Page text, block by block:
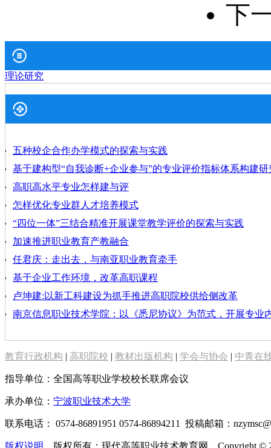
下
理论研究
五种校企合作办学模式的探索与实践
基于建构型“自我诊断+企业参与”的专业评价指标体系构建研
高职高水平专业怎样建与评
怎样优化专业群人才培养模式
“四位一体”三结合精准开展课堂教学评价的探索与实践
加速推进职业教育产教融合
任君庆：走出去，与南亚职业教育牵手
基于企业工作环境，改革高职课程
卢坤建:以新工科建设为抓手推进高职院校供给侧改革
南京信息职业技术学院：以《悉尼协议》为范式，开展专业
教育行政机构 | 高职院校 | 教材出版机构 | 学会与协会 | 中青在
指导单位：全国高等职业学校校长联席会议
承办单位： 宁波职业技术大学
联系电话： 0574-86891951 0574-86894211 投稿邮箱：